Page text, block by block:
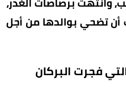
أن تضحي بوالدها من أجل
فجرت البركان